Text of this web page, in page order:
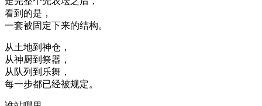
看到的是，
一套被固定下来的结构。
从土地到神仓，
从神厨到祭器，
从队列到乐舞，
每一步都已经被规定。